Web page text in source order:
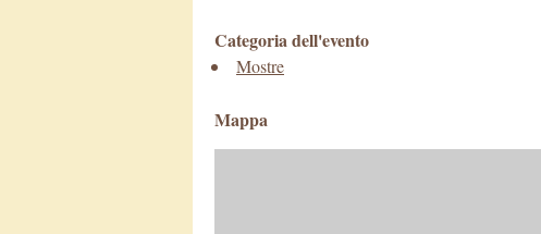
Categoria dell'evento
Mostre
Mappa